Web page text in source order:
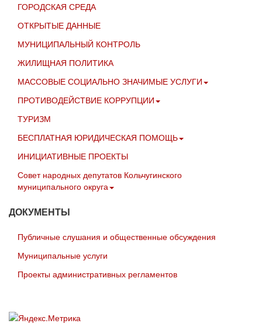
ГОРОДСКАЯ СРЕДА
ОТКРЫТЫЕ ДАННЫЕ
МУНИЦИПАЛЬНЫЙ КОНТРОЛЬ
ЖИЛИЩНАЯ ПОЛИТИКА
МАССОВЫЕ СОЦИАЛЬНО ЗНАЧИМЫЕ УСЛУГИ
ПРОТИВОДЕЙСТВИЕ КОРРУПЦИИ
ТУРИЗМ
БЕСПЛАТНАЯ ЮРИДИЧЕСКАЯ ПОМОЩЬ
ИНИЦИАТИВНЫЕ ПРОЕКТЫ
Совет народных депутатов Кольчугинского
муниципального округа
ДОКУМЕНТЫ
Публичные слушания и общественные обсуждения
Муниципальные услуги
Проекты административных регламентов